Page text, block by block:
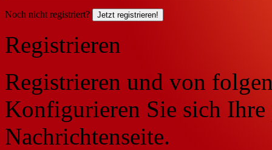
Noch nicht registriert? Jetzt registrieren!
Registrieren
Registrieren und von
Konfigurieren Sie sich
Nachrichtenseite.